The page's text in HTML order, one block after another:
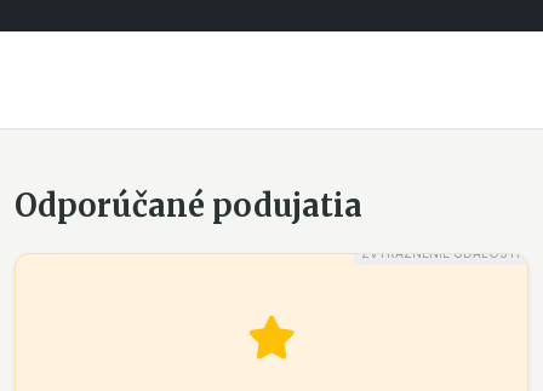
Odporúčané podujatia
ZVÝRAZNENIE UDALOSTI